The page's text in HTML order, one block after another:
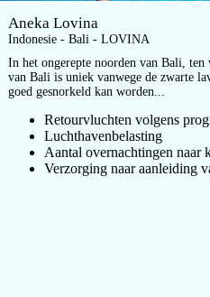
Aneka Lovina
Indonesie - Bali - LOVINA
In het ongerepte noorden van Bali, ten
van Bali is uniek vanwege de zwarte
goed gesnorkeld kan worden...
Retourvluchten volgens
Luchthavenbelasting
Aantal overnachtingen naar
Verzorging naar aanleiding